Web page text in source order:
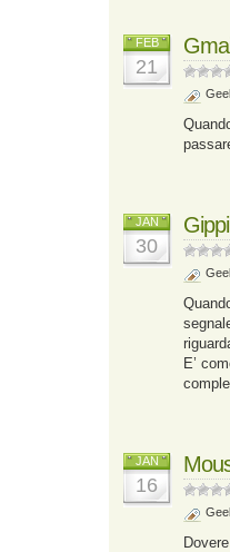
FEB
21
JAN
30
E’
JAN
16